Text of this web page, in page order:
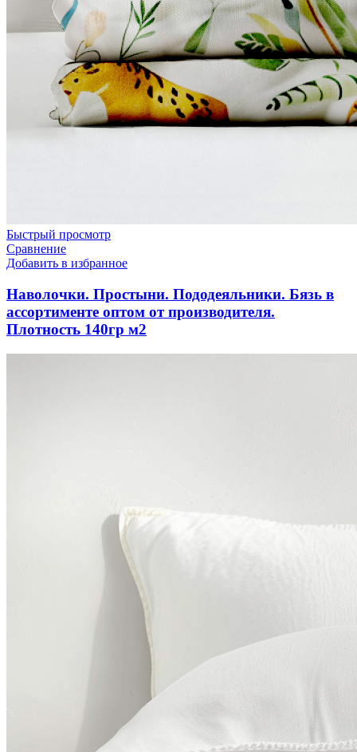
Быстрый просмотр
Сравнение
Добавить в избранное
Наволочки. Простыни. Пододеяльники. Бязь в
ассортименте оптом от производителя.
Плотность 140гр м2